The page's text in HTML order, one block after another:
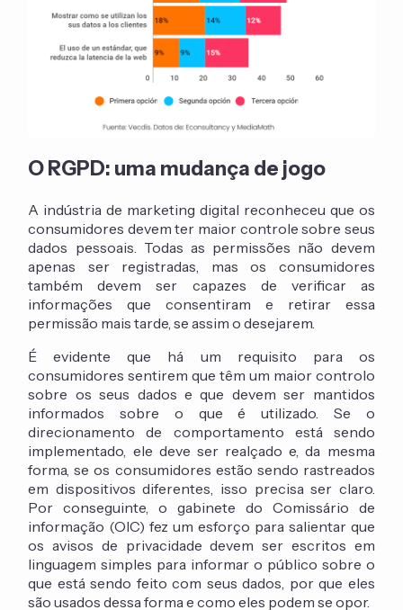
O RGPD: uma mudança de jogo
A indústria de marketing digital reconheceu que os
consumidores devem ter maior controle sobre seus
dados pessoais. Todas as permissões não devem
apenas ser registradas, mas os consumidores
também devem ser capazes de verificar as
informações que consentiram e retirar essa
permissão mais tarde, se assim o desejarem.
É evidente que há um requisito para os
consumidores sentirem que têm um maior controlo
sobre os seus dados e que devem ser mantidos
informados sobre o que é utilizado. Se o
direcionamento de comportamento está sendo
implementado, ele deve ser realçado e, da mesma
forma, se os consumidores estão sendo rastreados
em dispositivos diferentes, isso precisa ser claro.
Por conseguinte, o gabinete do Comissário de
informação (OIC) fez um esforço para salientar que
os avisos de privacidade devem ser escritos em
linguagem simples para informar o público sobre o
que está sendo feito com seus dados, por que eles
são usados dessa forma e como eles podem se opor.